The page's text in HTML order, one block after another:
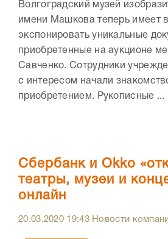
Волгоградский музей
имени Машкова теперь имеет
экспонировать уникальные
приобретенные на аукционе
Савченко. Сотрудники
с интересом начали
приобретением. Рукописные ...
Сбербанк и Оkko
театры, музеи и
онлайн
20.03.2020 19:43Новости